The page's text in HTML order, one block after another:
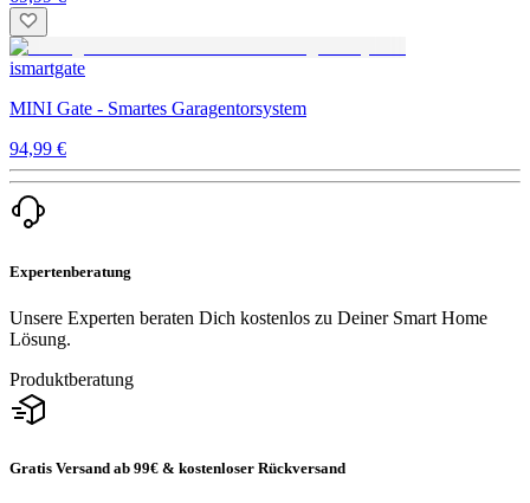
ismartgate
MINI Gate - Smartes Garagentorsystem
94,99 €
Expertenberatung
Unsere Experten beraten Dich kostenlos zu Deiner Smart Home
Lösung.
Produktberatung
Gratis Versand ab 99€ & kostenloser Rückversand